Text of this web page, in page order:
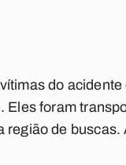
do
Eles foram
região de